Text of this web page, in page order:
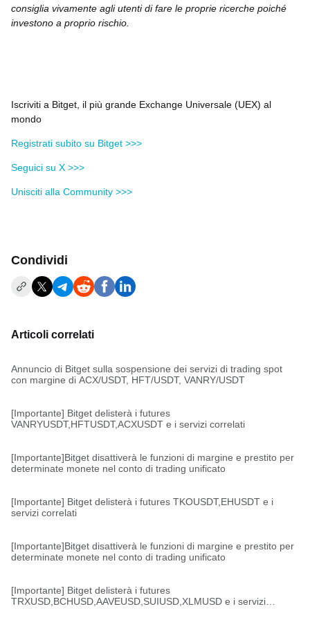
consiglia vivamente agli utenti di fare le proprie ricerche poiché
investono a proprio rischio.
Iscriviti a Bitget, il più grande Exchange Universale (UEX) al
mondo
Registrati subito su Bitget >>>
Seguici su X >>>
Unisciti alla Community >>>
Condividi
Articoli correlati
Annuncio di Bitget sulla sospensione dei servizi di trading spot
con margine di ACX/USDT, HFT/USDT, VANRY/USDT
[Importante] Bitget delisterà i futures
VANRYUSDT,HFTUSDT,ACXUSDT e i servizi correlati
[Importante]Bitget disattiverà le funzioni di margine e prestito per
determinate monete nel conto di trading unificato
[Importante] Bitget delisterà i futures TKOUSDT,EHUSDT e i
servizi correlati
[Importante]Bitget disattiverà le funzioni di margine e prestito per
determinate monete nel conto di trading unificato
[Importante] Bitget delisterà i futures
TRXUSD,BCHUSD,AAVEUSD,SUIUSD,XLMUSD e i servizi